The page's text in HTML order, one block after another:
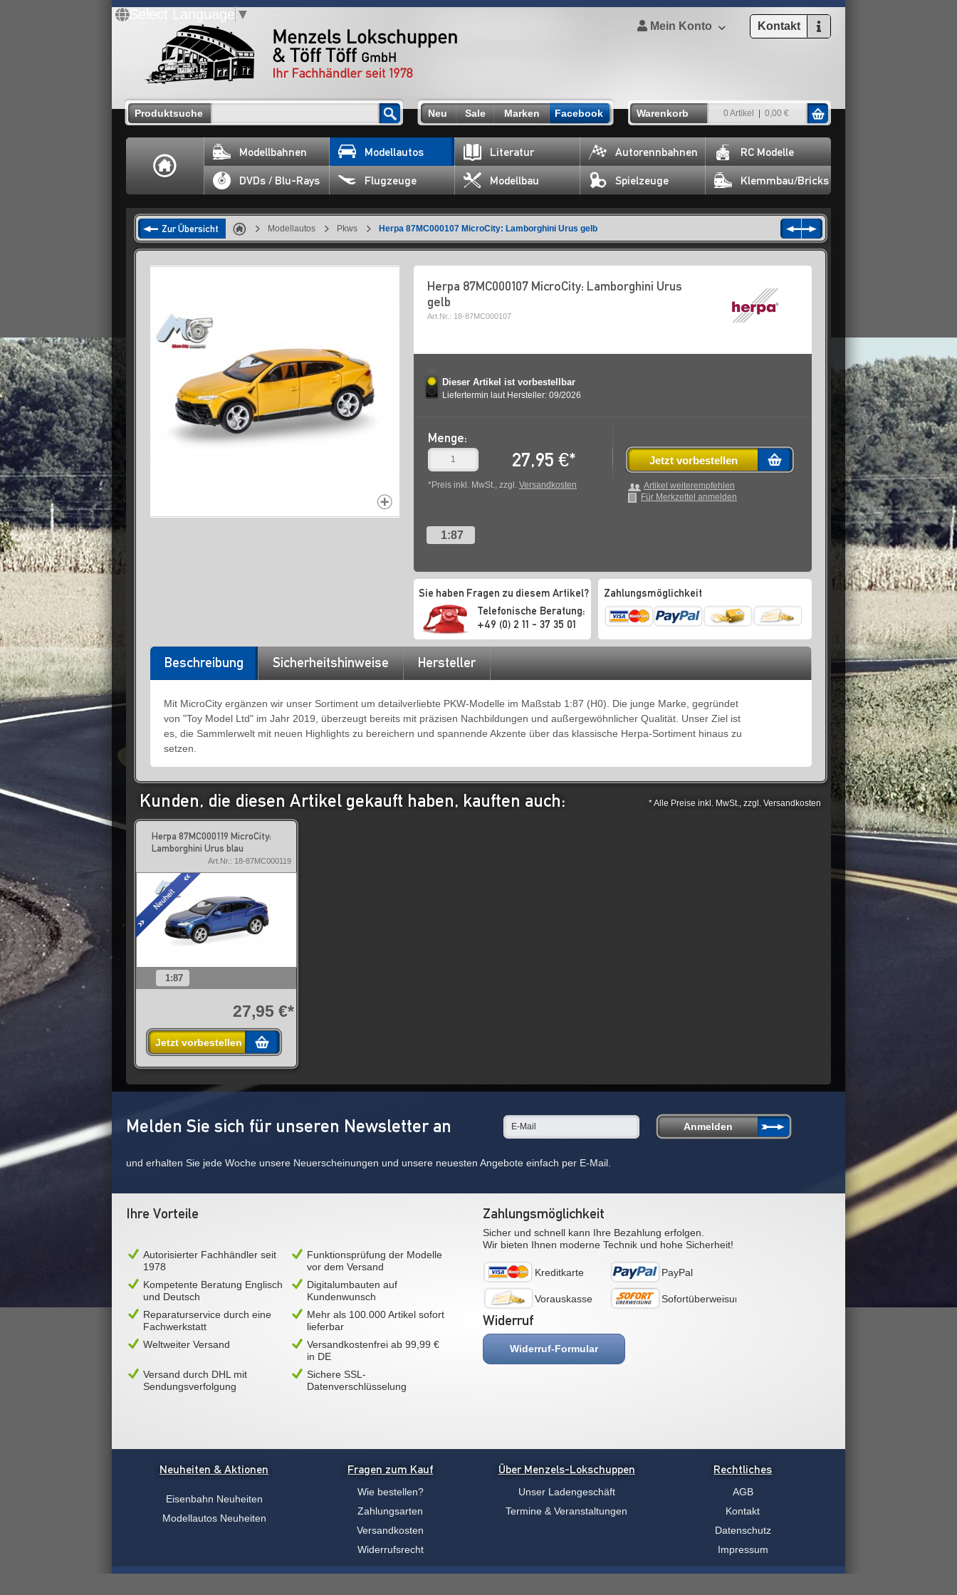
Select Language ▼
Mein Konto Kontakt
Produktsuche Neu Sale Marken Facebook Warenkorb 0 Artikel 0,00 €
Modellbahnen Modellautos Literatur Autorennbahnen RC Modelle
DVDs / Blu-Rays Flugzeuge Modellbau Spielzeuge Klemmbau/Bricks
Zur Übersicht Modellautos Pkws Herpa 87MC000107 MicroCity: Lamborghini Urus gelb
Herpa 87MC000107 MicroCity: Lamborghini Urus
gelb
Art.Nr.: 18-87MC000107
Dieser Artikel ist vorbestellbar
Liefertermin laut Hersteller: 09/2026
Menge:
27,95 €*
*Preis inkl. MwSt., zzgl. Versandkosten
Jetzt vorbestellen
Artikel weiterempfehlen
Für Merkzettel anmelden
1:87
Sie haben Fragen zu diesem Artikel?
Telefonische Beratung:
+49 (0) 2 11 - 37 35 01
Zahlungsmöglichkeit
Beschreibung Sicherheitshinweise Hersteller
Mit MicroCity ergänzen wir unser Sortiment um detailverliebte PKW-Modelle im Maßstab 1:87 (H0). Die junge Marke, gegründet
von "Toy Model Ltd" im Jahr 2019, überzeugt bereits mit präzisen Nachbildungen und außergewöhnlicher Qualität. Unser Ziel ist
es, die Sammlerwelt mit neuen Highlights zu bereichern und spannende Akzente über das klassische Herpa-Sortiment hinaus zu
setzen.
Kunden, die diesen Artikel gekauft haben, kauften auch: * Alle Preise inkl. MwSt., zzgl. Versandkosten
Herpa 87MC000119 MicroCity:
Lamborghini Urus blau
Art.Nr.: 18-87MC000119
1:87
27,95 €*
Jetzt vorbestellen
Melden Sie sich für unseren Newsletter an
und erhalten Sie jede Woche unsere Neuerscheinungen und unsere neuesten Angebote einfach per E-Mail.
Ihre Vorteile
Autorisierter Fachhändler seit
1978
Funktionsprüfung der Modelle
vor dem Versand
Kompetente Beratung Englisch
und Deutsch
Digitalumbauten auf
Kundenwunsch
Reparaturservice durch eine
Fachwerkstatt
Mehr als 100.000 Artikel sofort
lieferbar
Weltweiter Versand
Versandkostenfrei ab 99,99 €
in DE
Versand durch DHL mit
Sendungsverfolgung
Sichere SSL-
Datenverschlüsselung
Zahlungsmöglichkeit
Sicher und schnell kann Ihre Bezahlung erfolgen.
Wir bieten Ihnen moderne Technik und hohe Sicherheit!
Kreditkarte PayPal
Vorauskasse Sofortüberweisung
Widerruf
Widerruf-Formular
Neuheiten & Aktionen
Eisenbahn Neuheiten
Modellautos Neuheiten
Fragen zum Kauf
Wie bestellen?
Zahlungsarten
Versandkosten
Widerrufsrecht
Über Menzels-Lokschuppen
Unser Ladengeschäft
Termine & Veranstaltungen
Rechtliches
AGB
Kontakt
Datenschutz
Impressum